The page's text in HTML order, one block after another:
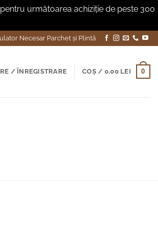
următoarea achiziție de peste 300
Necesar Parchet și Plintă
/ ÎNREGISTRARE COȘ / 0,00 LEI 0